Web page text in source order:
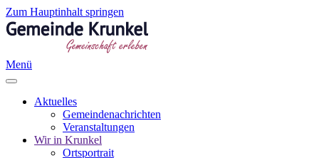
Zum Hauptinhalt springen
Menü
Aktuelles
Gemeindenachrichten
Veranstaltungen
Wir in Krunkel
Ortsportrait